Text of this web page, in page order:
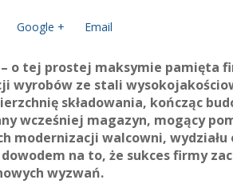
Google + Email
o tej prostej maksymie pamięta
wyrobów ze stali
składowania, kończąc
wcześniej magazyn, mogący
modernizacji walcowni,
na to, że sukces firmy
wyzwań.